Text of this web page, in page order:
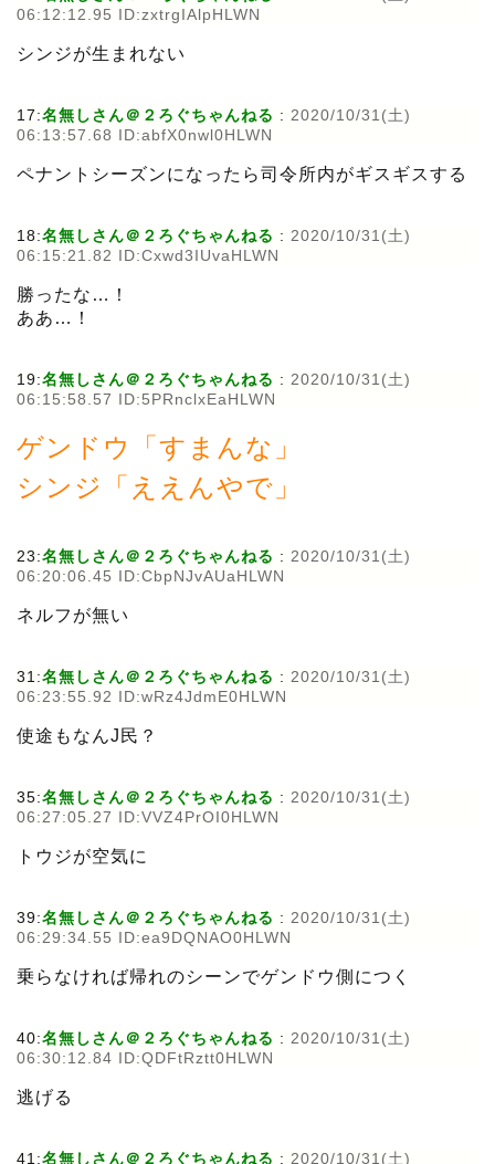
06:12:12.95 ID:zxtrgIAlpHLWN
シンジが生まれない
17:名無しさん＠２ろぐちゃんねる : 2020/10/31(土)
06:13:57.68 ID:abfX0nwl0HLWN
ペナントシーズンになったら司令所内がギスギスする
18:名無しさん＠２ろぐちゃんねる : 2020/10/31(土)
06:15:21.82 ID:Cxwd3IUvaHLWN
勝ったな…！
ああ…！
19:名無しさん＠２ろぐちゃんねる : 2020/10/31(土)
06:15:58.57 ID:5PRnclxEaHLWN
ゲンドウ「すまんな」
シンジ「ええんやで」
23:名無しさん＠２ろぐちゃんねる : 2020/10/31(土)
06:20:06.45 ID:CbpNJvAUaHLWN
ネルフが無い
31:名無しさん＠２ろぐちゃんねる : 2020/10/31(土)
06:23:55.92 ID:wRz4JdmE0HLWN
使途もなんJ民？
35:名無しさん＠２ろぐちゃんねる : 2020/10/31(土)
06:27:05.27 ID:VVZ4PrOI0HLWN
トウジが空気に
39:名無しさん＠２ろぐちゃんねる : 2020/10/31(土)
06:29:34.55 ID:ea9DQNAO0HLWN
乗らなければ帰れのシーンでゲンドウ側につく
40:名無しさん＠２ろぐちゃんねる : 2020/10/31(土)
06:30:12.84 ID:QDFtRztt0HLWN
逃げる
41:名無しさん＠２ろぐちゃんねる : 2020/10/31(土)